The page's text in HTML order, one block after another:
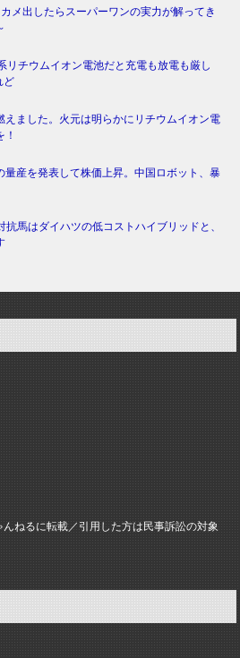
メ出したらスーパーワンの実力が解ってき
チウムイオン電池だと充電も放電も厳し
ど
えました。火元は明らかにリチウムイオン電
量産を発表して株価上昇。中国ロボット、暴
馬はダイハツの低コストハイブリッドと、
ねるに転載／引用した方は民事訴訟の対象